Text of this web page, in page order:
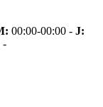
00:00-00:00 - J:
-